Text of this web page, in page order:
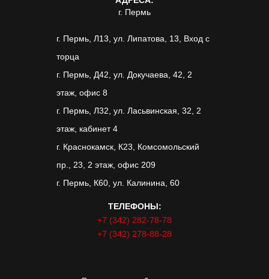
г. Пермь
г. Пермь, Л13, ул. Липатова, 13, Вход с
торца
г. Пермь, Д42, ул. Докучаева, 42, 2
этаж, офис 8
г. Пермь, Л32, ул. Ласьвинская, 32, 2
этаж, кабинет 4
г. Краснокамск, К23, Комсомольский
пр., 23, 2 этаж, офис 209
г. Пермь, К60, ул. Калинина, 60
ТЕЛЕФОНЫ:
+7 (342) 282-78-78
+7 (342) 278-88-28